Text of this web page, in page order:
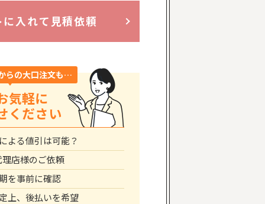
に入れて見積依頼
らの大口注文も…
気軽に
ください
よる値引は可能？
店様のご依頼
を事前に確認
上、後払いを希望